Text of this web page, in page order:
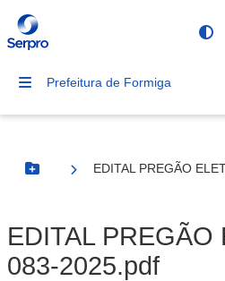
Prefeitura de Formiga
Botão Menu
EDITAL PREGÃO
EDITAL PREGÃO
083-2025.pdf